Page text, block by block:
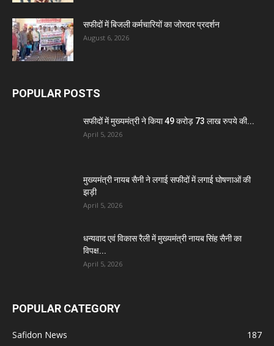
सफीदों में बिजली कर्मचारियों का जोरदार प्रदर्शन
August 6, 2026
POPULAR POSTS
सफीदों में मुख्यमंत्री ने किया 49 करोड़ 73 लाख रुपये की...
April 5, 2026
मुख्यमंत्री नायब सैनी ने लगाई सफीदों में लगाई घोषणाओं की
झड़ी
April 5, 2026
धन्यवाद एवं विकास रैली में मुख्यमंत्री नायब सिंह सैनी का
विपक्ष...
April 5, 2026
POPULAR CATEGORY
Safidon News
187